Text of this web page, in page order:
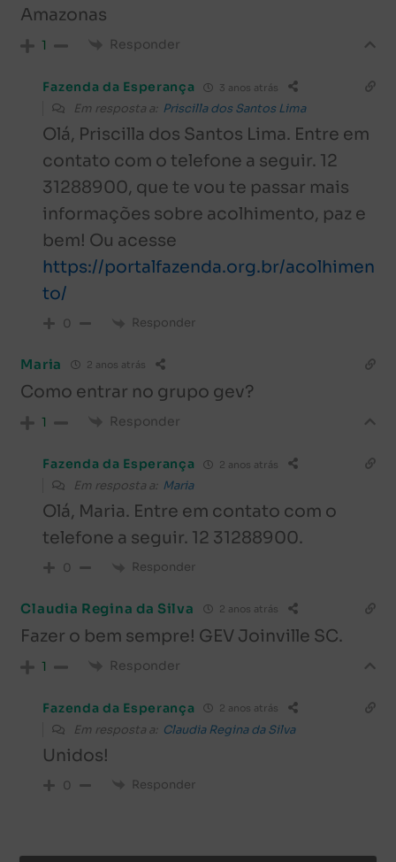
Amazonas
1 Responder
Fazenda da Esperança 3 anos atrás
Em resposta a: Priscilla dos Santos Lima
Olá, Priscilla dos Santos Lima. Entre em
contato com o telefone a seguir. 12
31288900, que te vou te passar mais
informações sobre acolhimento, paz e
bem! Ou acesse
https://portalfazenda.org.br/acolhimen
to/
0 Responder
Maria 2 anos atrás
Como entrar no grupo gev?
1 Responder
Fazenda da Esperança 2 anos atrás
Em resposta a: Maria
Olá, Maria. Entre em contato com o
telefone a seguir. 12 31288900.
0 Responder
Claudia Regina da Silva 2 anos atrás
Fazer o bem sempre! GEV Joinville SC.
1 Responder
Fazenda da Esperança 2 anos atrás
Em resposta a: Claudia Regina da Silva
Unidos!
0 Responder